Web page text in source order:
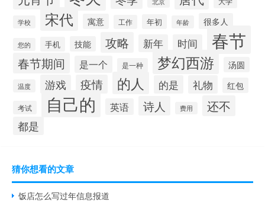
学校 宋代 寓意 工作 年初 年龄 很多人
您的 手机 技能 攻略 新年 时间 春节
春节期间 是一个 是一种 梦幻西游 汤圆
温度 游戏 疫情 的人 的是 礼物 红包
考试 自己的 英语 诗人 费用 还不
都是
猜你想看的文章
饭店怎么写过年信息报道